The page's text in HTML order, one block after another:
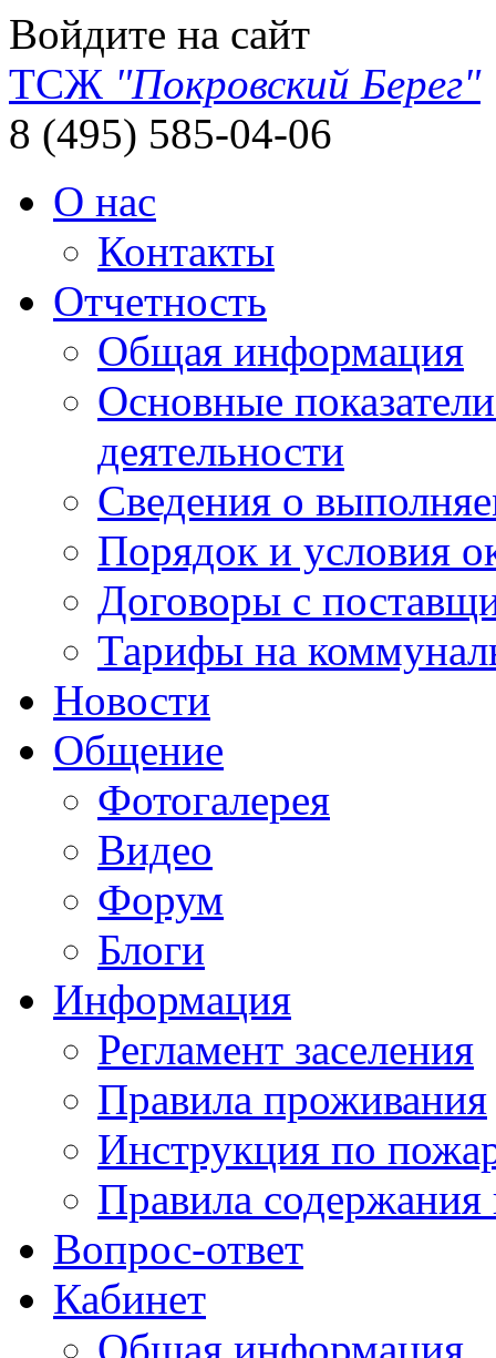
Войдите на сайт
ТСЖ "Покровский Берег"
8 (495) 585-04-06
О нас
Контакты
Отчетность
Общая информация
Основные
деятельности
Сведения о
Порядок и условия
Договоры с
Тарифы на
Новости
Общение
Фотогалерея
Видео
Форум
Блоги
Информация
Регламент заселения
Правила проживания
Инструкция по
Правила
Вопрос-ответ
Кабинет